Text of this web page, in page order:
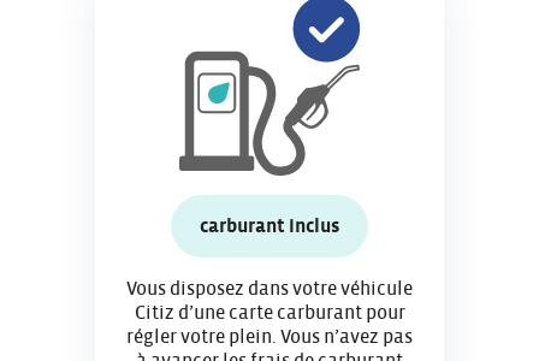
carburant inclus
Vous disposez dans votre véhicule
Citiz d’une carte carburant pour
régler votre plein. Vous n’avez pas